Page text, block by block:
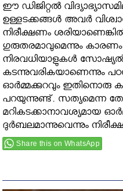
ഈ ഡിജിറ്റല്‍
ഉള്ളടക്കങ്ങള്‍ അവര്‍
നിരീക്ഷണം
ഗുരുതരമാവുമെന്നും
നിരവധിയാളുകള്‍ സോഷ്യല്‍
കടന്നുവരികയാണെന്നും
ഓര്‍മ്മക്കുറവും
പറയുന്നുണ്ട്. സത്യമെന്ന
മറികടക്കാനാവശ്യമായ
ദുര്‍ബലമാന്നുവെന്നും
Share this on WhatsApp